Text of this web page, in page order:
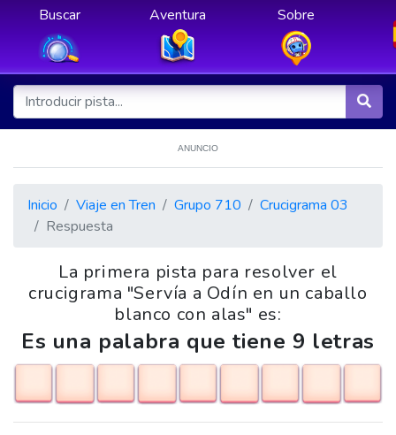
Buscar Aventura Sobre
ANUNCIO
Inicio Viaje en Tren Grupo 710
Crucigrama 03
Respuesta
La primera pista para resolver el
crucigrama "Servía a Odín en un caballo
blanco con alas" es:
Es una palabra que tiene 9 letras